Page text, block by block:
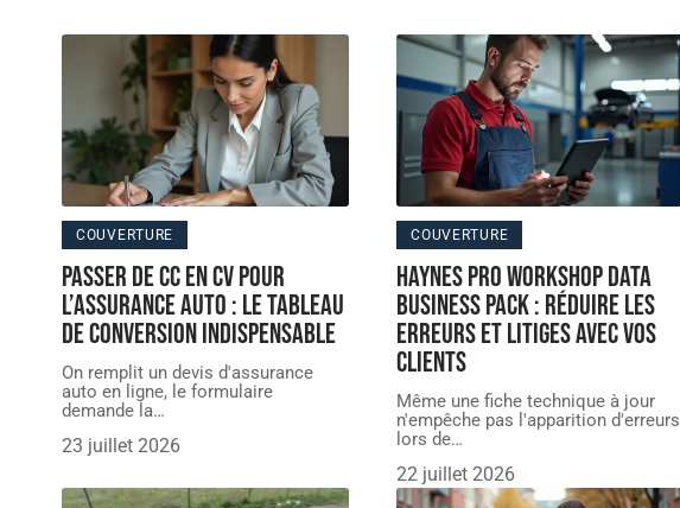
COUVERTURE
Passer de CC en CV pour
l’assurance auto : le tableau
de conversion indispensable
On remplit un devis d'assurance
auto en ligne, le formulaire
demande la…
23 juillet 2026
COUVERTURE
Haynes pro workshop data
business pack : réduire les
erreurs et litiges avec vos
clients
Même une fiche technique à jour
n'empêche pas l'apparition d'erreurs
lors de…
22 juillet 2026